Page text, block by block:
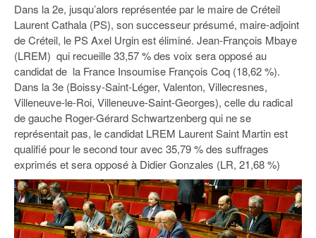
Dans la 2e, jusqu’alors représentée par le maire de Créteil
Laurent Cathala (PS), son successeur présumé, maire-adjoint
de Créteil, le PS Axel Urgin est éliminé. Jean-François Mbaye
(LREM) qui recueille 33,57 % des voix sera opposé au
candidat de la France Insoumise François Coq (18,62 %).
Dans la 3e (Boissy-Saint-Léger, Valenton, Villecresnes,
Villeneuve-le-Roi, Villeneuve-Saint-Georges), celle du radical
de gauche Roger-Gérard Schwartzenberg qui ne se
représentait pas, le candidat LREM Laurent Saint Martin est
qualifié pour le second tour avec 35,79 % des suffrages
exprimés et sera opposé à Didier Gonzales (LR, 21,68 %)